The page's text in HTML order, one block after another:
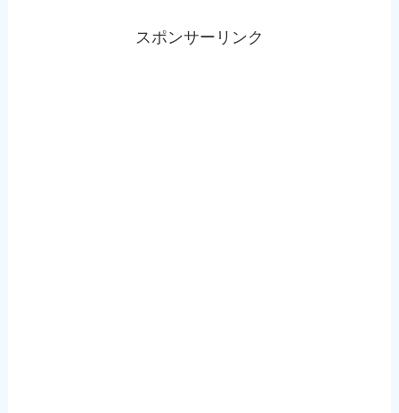
スポンサーリンク